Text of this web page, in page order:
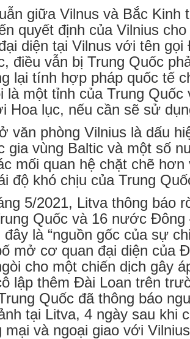
giữa Vilnus và Bắc Kinh
quyết định của Vilnius
diện tại Vilnus với tên
điều vẫn bị Trung Quốc
lại tính hợp pháp quốc tế
là một tỉnh của Trung
Hoa lục, nếu cần sẽ sử
văn phòng Vilnius là dấu
gia vùng Baltic và một số
mối quan hệ chặt chẽ
độ khó chịu của Trung
5/2021, Litva thông báo
Quốc và 16 nước
đây là “nguồn gốc của sự
mở cơ quan đại diện của
cho một chiến dịch gây
lập thêm Đài Loan trên
Quốc đã thông báo
tại Litva, 4 ngày sau khi
mại và ngoại giao với